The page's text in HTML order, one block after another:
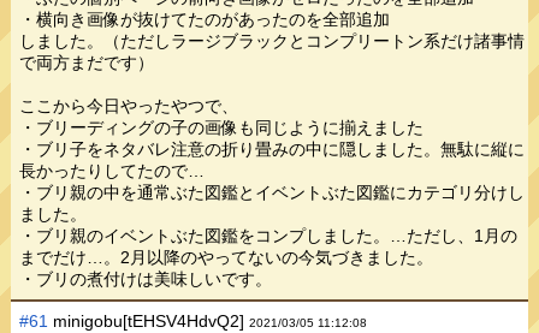
・横向き画像が抜けてたのがあったのを全部追加
しました。（ただしラージブラックとコンプリートン系だけ諸事情
で両方まだです）
ここから今日やったやつで、
・ブリーディングの子の画像も同じように揃えました
・ブリ子をネタバレ注意の折り畳みの中に隠しました。無駄に縦に
長かったりしてたので…
・ブリ親の中を通常ぶた図鑑とイベントぶた図鑑にカテゴリ分けし
ました。
・ブリ親のイベントぶた図鑑をコンプしました。…ただし、1月の
までだけ…。2月以降のやってないの今気づきました。
・ブリの煮付けは美味しいです。
#61 minigobu[tEHSV4HdvQ2]2021/03/05 11:12:08